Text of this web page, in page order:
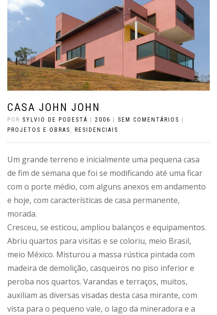
CASA JOHN JOHN
POR SYLVIO DE PODESTÁ | 2006 | SEM COMENTÁRIOS |
PROJETOS E OBRAS
RESIDENCIAIS
Um grande terreno e inicialmente uma pequena casa
de fim de semana que foi se modificando até uma ficar
com o porte médio, com alguns anexos em andamento
e hoje, com características de casa permanente,
morada.
Cresceu, se esticou, ampliou balanços e equipamentos.
Abriu quartos para visitas e se coloriu, meio Brasil,
meio México. Misturou a massa rústica pintada com
madeira de demolição, casqueiros no piso inferior e
peroba nos quartos. Varandas e terraços, muitos,
auxiliam as diversas visadas desta casa mirante, com
vista para o pequeno vale, o lago da mineradora e a